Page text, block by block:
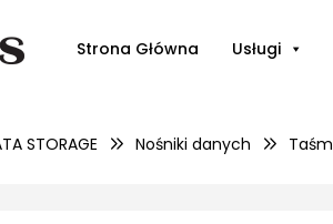
Strona Główna Usługi
STORAGE Nośniki danych